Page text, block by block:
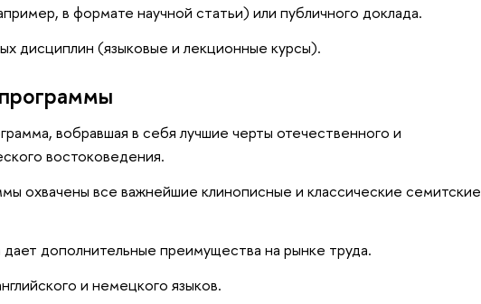
в формате научной статьи) или публичного доклада.
дисциплин (языковые и лекционные курсы).
вобравшая в себя лучшие черты отечественного и
востоковедения.
охвачены все важнейшие клинописные и классические семитские
дает дополнительные преимущества на рынке труда.
и немецкого языков.